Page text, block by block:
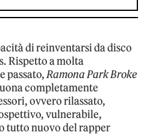
di reinventarsi da disco
Rispetto a molta
passato,Ramona Park Broke
completamente
ovvero rilassato,
vulnerabile,
tutto nuovo del rapper